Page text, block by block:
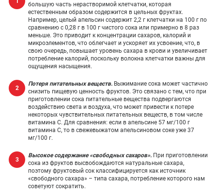
большую часть нерастворимой клетчатки, которая
естественным образом содержится в цельных фруктах.
Например, целый апельсин содержит 2,2 г клетчатки на 100 г по
сравнению с 0,28 г в 100 г чистого сока или примерно в 8 раз
меньше. Это приводит к концентрации сахаров, калорий и
микроэлементов, что облегчает и ускоряет их усвоение, что, в
свою очередь, повышает уровень сахара в крови и увеличивает
потребление калорий, поскольку волокна клетчатки важны для
ощущения насыщения.
Потеря питательных веществ. Выжимание сока может частично
снизить пищевую ценность фруктов. Это связано с тем, что при
приготовлении сока питательные вещества подвергаются
воздействию света и воздуха, что может привести к потере
некоторых чувствительных питательных веществ, в том числе
витамина С. Для сравнения: если в апельсине 57 мг/100 г
витамина С, то в свежевыжатом апельсиновом соке уже 37
мг/100 г.
Высокое содержание «свободных сахаров». При приготовлении
сока из фруктов высвобождаются натуральные сахара,
поэтому фруктовый сок классифицируется как источник
«свободного сахара» – типа сахара, потребление которого нам
советуют сократить.